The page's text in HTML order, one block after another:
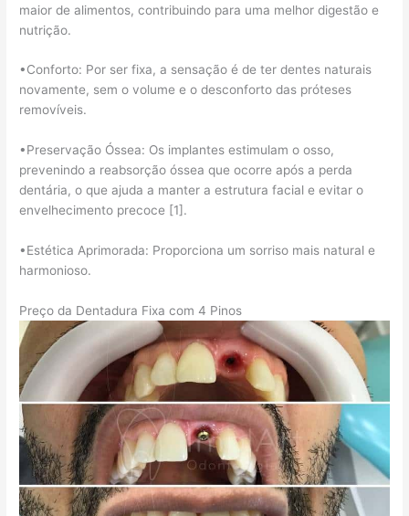
maior de alimentos, contribuindo para uma melhor digestão e
nutrição.
•Conforto: Por ser fixa, a sensação é de ter dentes naturais
novamente, sem o volume e o desconforto das próteses
removíveis.
•Preservação Óssea: Os implantes estimulam o osso,
prevenindo a reabsorção óssea que ocorre após a perda
dentária, o que ajuda a manter a estrutura facial e evitar o
envelhecimento precoce [1].
•Estética Aprimorada: Proporciona um sorriso mais natural e
harmonioso.
Preço da Dentadura Fixa com 4 Pinos